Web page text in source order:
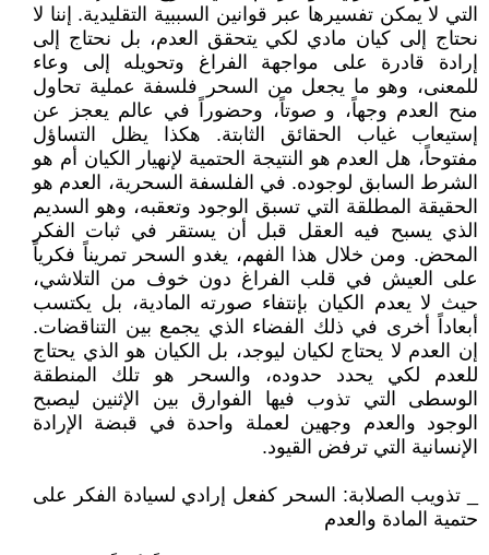
التي لا يمكن تفسيرها عبر قوانين السببية التقليدية. إننا لا
نحتاج إلى كيان مادي لكي يتحقق العدم، بل نحتاج إلى
إرادة قادرة على مواجهة الفراغ وتحويله إلى وعاء
للمعنى، وهو ما يجعل من السحر فلسفة عملية تحاول
منح العدم وجهاً، و صوتاً، وحضوراً في عالم يعجز عن
إستيعاب غياب الحقائق الثابتة. هكذا يظل التساؤل
مفتوحاً، هل العدم هو النتيجة الحتمية لإنهيار الكيان أم هو
الشرط السابق لوجوده. في الفلسفة السحرية، العدم هو
الحقيقة المطلقة التي تسبق الوجود وتعقبه، وهو السديم
الذي يسبح فيه العقل قبل أن يستقر في ثبات الفكر
المحض. ومن خلال هذا الفهم، يغدو السحر تمريناً فكرياً
على العيش في قلب الفراغ دون خوف من التلاشي،
حيث لا يعدم الكيان بإنتفاء صورته المادية، بل يكتسب
أبعاداً أخرى في ذلك الفضاء الذي يجمع بين التناقضات.
إن العدم لا يحتاج لكيان ليوجد، بل الكيان هو الذي يحتاج
للعدم لكي يحدد حدوده، والسحر هو تلك المنطقة
الوسطى التي تذوب فيها الفوارق بين الإثنين ليصبح
الوجود والعدم وجهين لعملة واحدة في قبضة الإرادة
الإنسانية التي ترفض القيود.
_ تذويب الصلابة: السحر كفعل إرادي لسيادة الفكر على
حتمية المادة والعدم